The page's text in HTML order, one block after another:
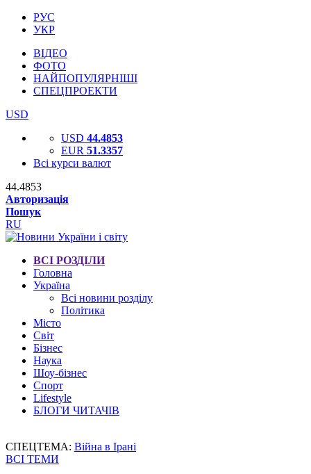
РУС
УКР
ВІДЕО
ФОТО
НАЙПОПУЛЯРНІШІ
СПЕЦПРОЕКТИ
USD
USD 44.4853
EUR 51.3357
Всі курси валют
44.4853
Авторизація
Пошук
RU
ВСІ РОЗДІЛИ
Головна
Україна
Всі новини розділу
Політика
Місто
Світ
Бізнес
Наука
Шоу-бізнес
Спорт
Lifestyle
БЛОГИ ЧИТАЧІВ
СПЕЦТЕМА: Війна в Ірані
ВСІ ТЕМИ